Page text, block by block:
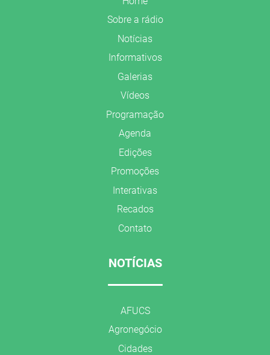
Sobre a rádio
Notícias
Informativos
Galerias
Vídeos
Programação
Agenda
Edições
Promoções
Interativas
Recados
Contato
NOTÍCIAS
AFUCS
Agronegócio
Cidades